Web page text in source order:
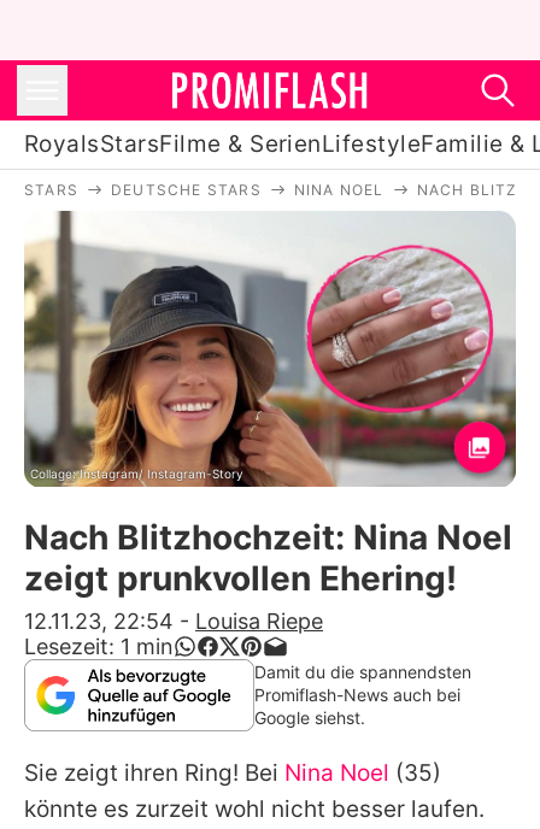
RoyalsStarsFilme & SerienLifestyleFamilie &
Royals
Stars
Filme & Serien
Lifestyle
Familie & Liebe
Promiflash Exklusiv
Alle Themen auf Promiflash
App runterladen
Team
Redaktionelle Richtlinien
Impressum
STARS DEUTSCHE STARS NINA NOEL NACH
Collage: Instagram/ Instagram-Story
Nach Blitzhochzeit: Nina Noel
zeigt prunkvollen Ehering!
12.11.23, 22:54 - Louisa Riepe
Lesezeit: 1 min
Damit du die spannendsten
Promiflash-News auch bei
Google siehst.
Sie zeigt ihren Ring! Bei Nina Noel (35)
könnte es zurzeit wohl nicht besser laufen.